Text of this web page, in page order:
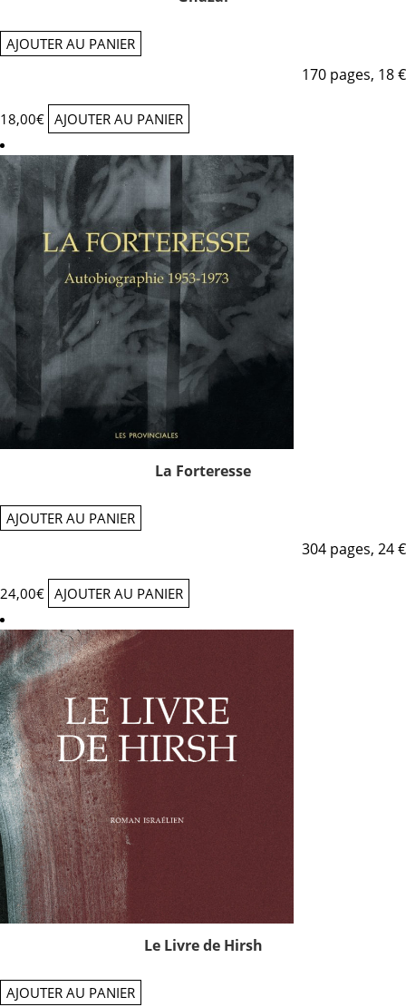
AJOUTER AU PANIER
170 pages, 18 €
18,00€ AJOUTER AU PANIER
La Forteresse
AJOUTER AU PANIER
304 pages, 24 €
24,00€ AJOUTER AU PANIER
Le Livre de Hirsh
AJOUTER AU PANIER